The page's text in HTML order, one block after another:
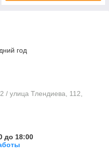
год
/ улица Тлендиева, 112,
до 18:00